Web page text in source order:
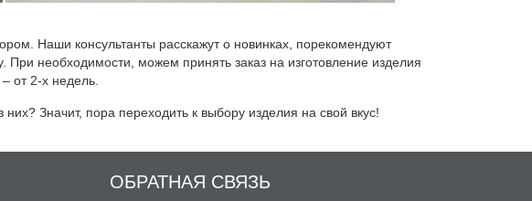
Наши консультанты расскажут о новинках, порекомендуют
При необходимости, можем принять заказ на изготовление изделия
от 2-х недель.
Значит, пора переходить к выбору изделия на свой вкус!
ОБРАТНАЯ СВЯЗЬ